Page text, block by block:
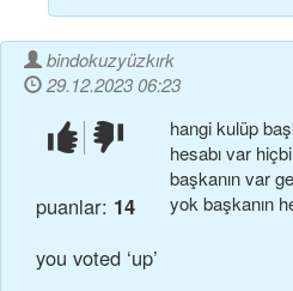
bindokuzyüzkırk
29.12.2023 06:23
beğendim!beğenmedim!
puanlar: 14
you voted ‘up’
hangi kulüp
hesabı var
başkanın var
yok başkanın